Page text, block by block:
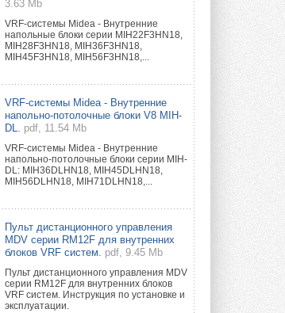
3.63 Mb
VRF-системы Midea - Внутренние
напольные блоки серии MIH22F3HN18,
MIH28F3HN18, MIH36F3HN18,
MIH45F3HN18, MIH56F3HN18,...
VRF-системы Midea - Внутренние
напольно-потолочные блоки V8 MIH-
DL.
pdf, 11.54 Mb
VRF-системы Midea - Внутренние
напольно-потолочные блоки серии MIH-
DL: MIH36DLHN18, MIH45DLHN18,
MIH56DLHN18, MIH71DLHN18,...
Пульт дистанционного управления
MDV серии RM12F для внутренних
блоков VRF систем.
pdf, 9.45 Mb
Пульт дистанционного управления MDV
серии RM12F для внутренних блоков
VRF систем. Инструкция по установке и
эксплуатации.